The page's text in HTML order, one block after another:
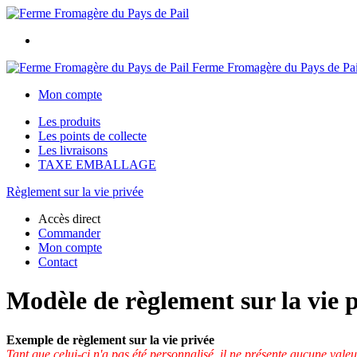
Ferme Fromagère du Pays de
Mon compte
Les produits
Les points de collecte
Les livraisons
TAXE EMBALLAGE
Règlement sur la vie privée
Accès direct
Commander
Mon compte
Contact
Modèle de règlement sur la vie
Exemple de règlement sur la vie privée
Tant que celui-ci n'a pas été personnalisé, il ne présente aucune